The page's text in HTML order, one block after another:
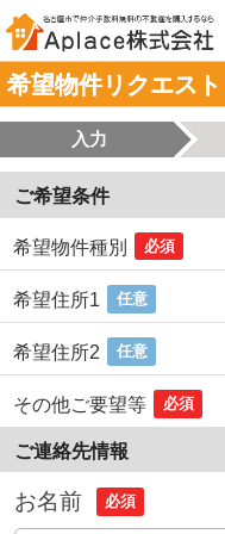
希望物件リクエスト
入力
ご希望条件
希望物件種別 必須
希望住所1 任意
希望住所2 任意
その他ご要望等 必須
ご連絡先情報
お名前 必須